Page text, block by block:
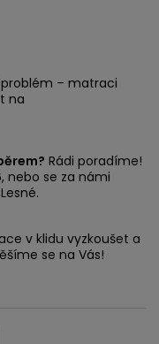
– matraci
na
Rádi poradíme!
nebo se za námi
v klidu vyzkoušet a
se na Vás!